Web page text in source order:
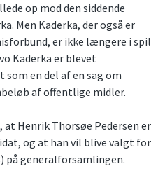
op mod den siddende
Men Kaderka, der også er
er ikke længere i spil
Kaderka er blevet
en del af en sag om
af offentlige midler.
Henrik Thorsøe Pedersen er
og at han vil blive valgt for
på generalforsamlingen.